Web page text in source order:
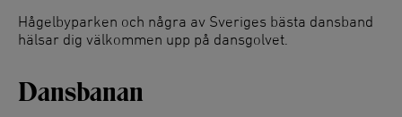
Hågelbyparken och några av Sveriges bästa dansband
hälsar dig välkommen upp på dansgolvet.
Dansbanan